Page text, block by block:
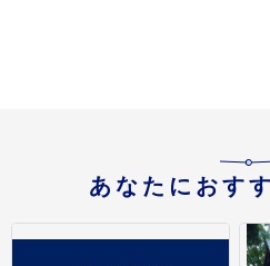
あなたにおす